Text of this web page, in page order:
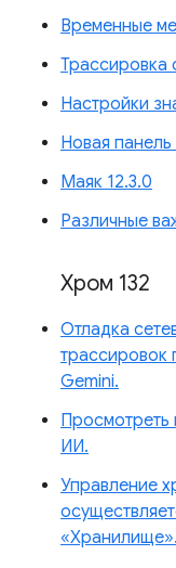
Временные
Трассировка
Настройки
Новая
Маяк 12.3.0
Различные
Хром 132
Отладка
трассировок
Gemini.
Просмотреть
ИИ.
Управление
«Хранилище».